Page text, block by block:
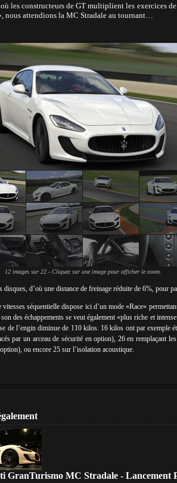
où les constructeurs de GT multiplient les exercices
nous attendions la MC Stradale au tournant…
12 images sur 22 - Cliquez sur une image pour afficher le zoom.
disques, d’où une distance de freinage réduite de 6%, pour
vitesses séquentielle dispose ici d’un mode «Race»
des échappements se veut également «plus riche et
de l’engin diminue de 110 kilos. 16 kilos ont par exemple
par un arceau de sécurité en option), 26 en remplaçant
ou encore 25 sur l’isolation acoustique.
GranTurismo MC Stradale - Lancement